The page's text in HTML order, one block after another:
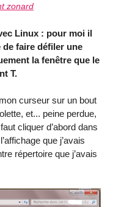
zonard
Linux : pour moi il
faire défiler une
la fenêtre que le
T.
curseur sur un bout
et... peine perdue,
cliquer d’abord dans
que j’avais
répertoire que j’avais